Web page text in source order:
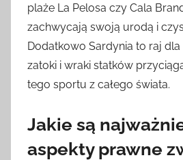
plaże La Pelosa czy Cala
zachwycają swoją urodą i
Dodatkowo Sardynia to raj
zatoki i wraki statków
tego sportu z całego świata.
Jakie są
aspekty prawne